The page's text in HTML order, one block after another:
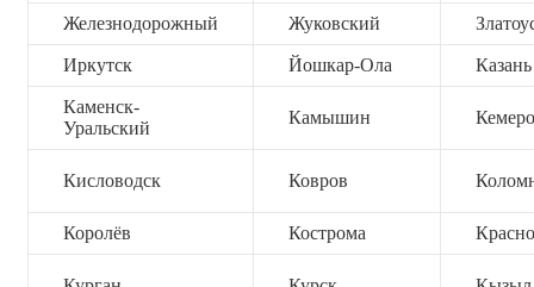
Железнодорожный Жуковский
Иркутск Йошкар-Ола Казань
Каменск-
Уральский
Камышин
Кисловодск Ковров
Королёв Кострома